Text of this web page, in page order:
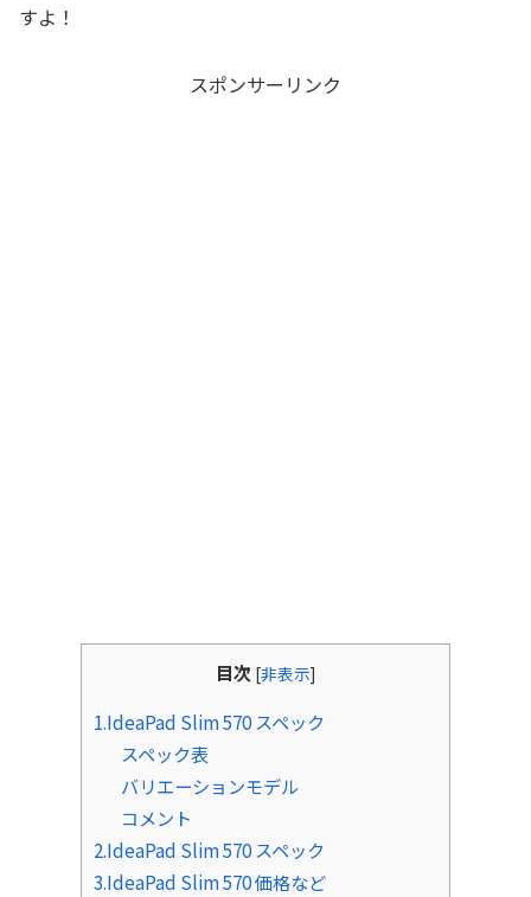
すよ！
スポンサーリンク
目次 [非表示]
1.IdeaPad Slim 570 スペック
スペック表
バリエーションモデル
コメント
2.IdeaPad Slim 570 スペック
3.IdeaPad Slim 570 価格など